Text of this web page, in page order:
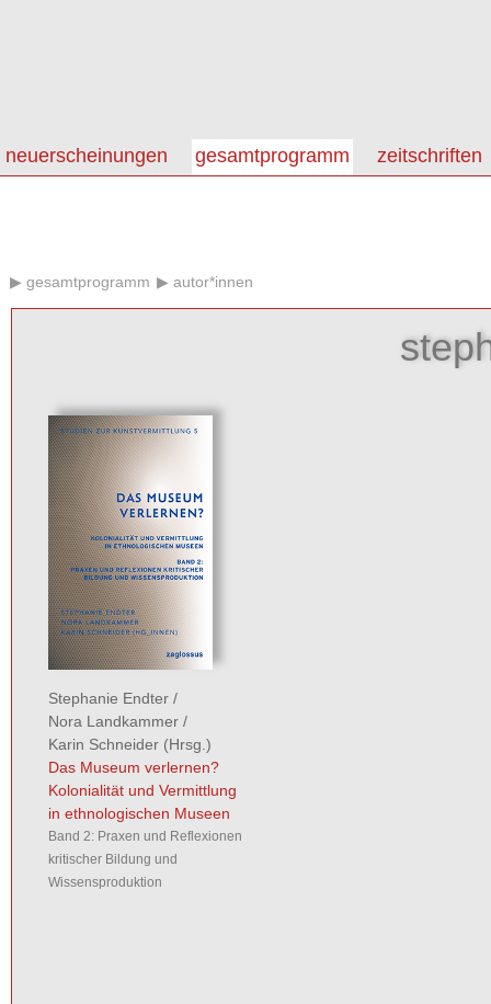
neuerscheinungen gesamtprogramm zeitschriften
gesamtprogramm autor*innen
Stephanie Endter /
Nora Landkammer /
Karin Schneider (Hrsg.)
Das Museum verlernen?
Kolonialität und Vermittlung
in ethnologischen Museen
Band 2: Praxen und Reflexionen
kritischer Bildung und
Wissensproduktion